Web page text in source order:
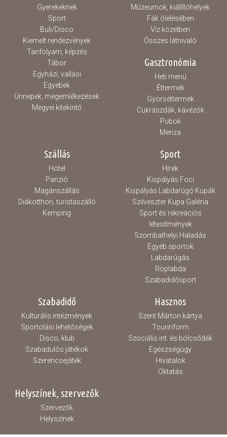
Gyerekeknek
Sport
Buli/Disco
Kiemelt rendezvények
Tanfolyam, képzés
Tábor
Egyházi, vallási
Egyebek
Ünnepek, megemlékezések
Megyei kitekintő
Múzeumok, kiállítóhelyek
Fák ölelésében
Víz közelben
Összes látnivaló
Gasztronómia
Heti menü
Éttermek
Gyorséttermek
Cukrászdák, kávézók
Pubok
Menza
Szállás
Hotel
Panzió
Magánszállás
Diákotthon, turistaszálló
Kemping
Sport
Hírek
Kispályás Foci
Kispályás Labdarúgó Kupák
Szilveszter Kupa Galéria
Sport és rekreációs
létesítmények
Szombathelyi Haladás
Egyéb sportok
Labdarúgás
Röplabda
Szabadidősport
Szabadidő
Kulturális intézmények
Sportolási lehetőségek
Disco, klub
Szabadulós játékok
Szerencsejáték
Hasznos
Szent Márton kártya
Tourinform
Szociális int. és bölcsődék
Egészségügy
Hivatalok
Oktatás
Helyszínek, szervezők
Szervezők
Helyszínek